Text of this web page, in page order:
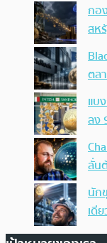
กอ
สห
ตล
แบ
ลง
ลั่น
นัก
เดี